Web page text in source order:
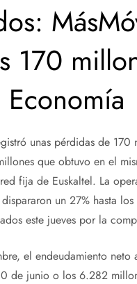
170
unas pérdidas de 170
que obtuvo en el
fija de Euskaltel. La
un 27% hasta
este jueves por la
el endeudamiento
de junio o los 6.282